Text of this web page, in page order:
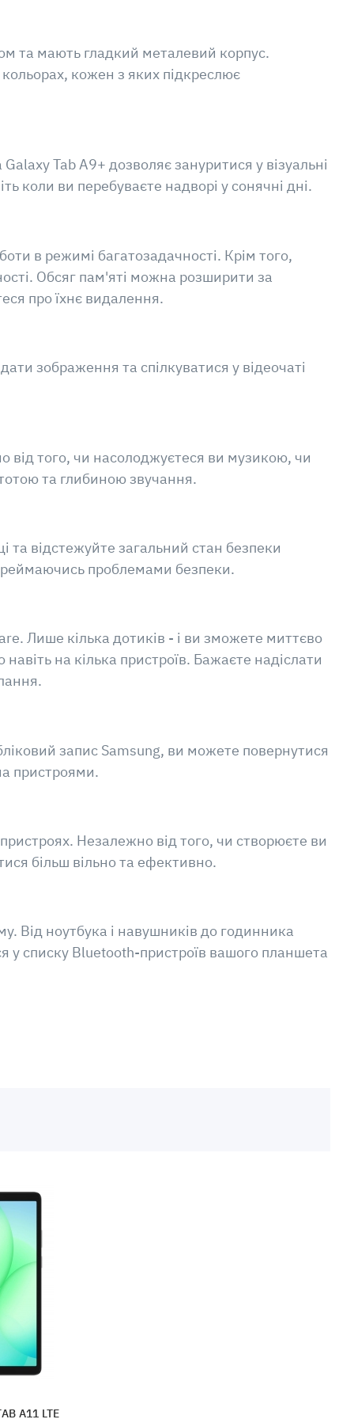
та мають гладкий металевий корпус.
кожен з яких підкреслює
Tab A9+ дозволяє зануритися у візуальні
коли ви перебуваєте надворі у сонячні дні.
в режимі багатозадачності. Крім того,
Обсяг пам'яті можна розширити за
про їхнє видалення.
зображення та спілкуватися у відеочаті
від того, чи насолоджуєтеся ви музикою, чи
та глибиною звучання.
та відстежуйте загальний стан безпеки
проблемами безпеки.
Лише кілька дотиків - і ви зможете миттєво
на кілька пристроїв. Бажаєте надіслати
запис Samsung, ви можете повернутися
пристроями.
Незалежно від того, чи створюєте ви
більш вільно та ефективно.
Від ноутбука і навушників до годинника
у списку Bluetooth-пристроїв вашого планшета
A11 LTE